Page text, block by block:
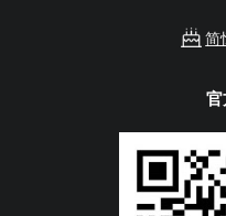
简
官